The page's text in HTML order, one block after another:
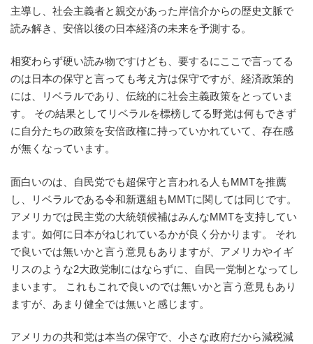
主導し、社会主義者と親交があった岸信介からの歴史文脈で
読み解き、安倍以後の日本経済の未来を予測する。
相変わらず硬い読み物ですけども、要するにここで言ってる
のは日本の保守と言っても考え方は保守ですが、経済政策的
には、リベラルであり、伝統的に社会主義政策をとっていま
す。 その結果としてリベラルを標榜してる野党は何もできず
に自分たちの政策を安倍政権に持っていかれていて、存在感
が無くなっています。
面白いのは、自民党でも超保守と言われる人もMMTを推薦
し、リベラルである令和新選組もMMTに関しては同じです。
アメリカでは民主党の大統領候補はみんなMMTを支持してい
ます。如何に日本がねじれているかが良く分かります。 それ
で良いでは無いかと言う意見もありますが、アメリカやイギ
リスのような2大政党制にはならずに、自民一党制となってし
まいます。 これもこれで良いのでは無いかと言う意見もあり
ますが、あまり健全では無いと感じます。
アメリカの共和党は本当の保守で、小さな政府だから減税減